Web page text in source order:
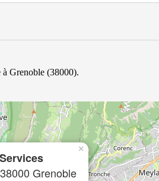
à Grenoble (38000).
Grenoble
×